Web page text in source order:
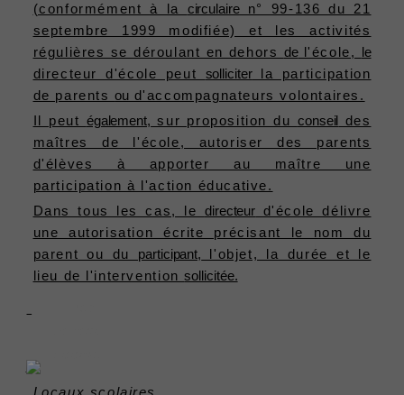
(conformément à la circulairen° 99-136 du 21
septembre 1999 modifiée) et les activités
régulières se déroulant en dehors del'école,
le
directeur d'école peut solliciterla participation
de parentsoud'accompagnateurs volontaires.
Il peut également, sur proposition du conseil
des
maîtres de l'école, autoriser des parents
d'élèves à apporter au maître une
participation à l'action éducative.
Dans tous les cas, le directeur d'école délivre
une autorisation écrite précisant le nom du
parent ou du participant, l'objet, la durée et le
lieu de l'interventionsollicitée.
x